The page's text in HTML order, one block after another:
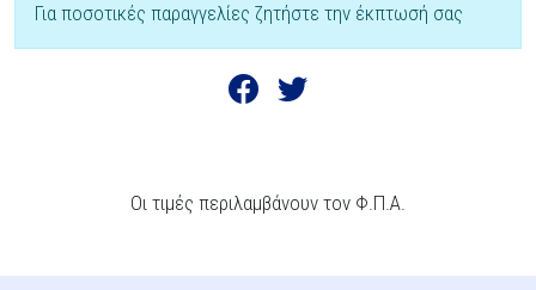
Για ποσοτικές παραγγελίες ζητήστε την έκπτωσή σας
Οι τιμές περιλαμβάνουν τον Φ.Π.Α.